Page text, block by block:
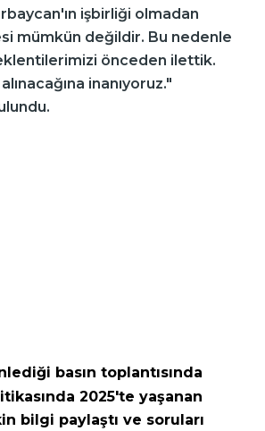
işbirliği olmadan
mümkün değildir. Bu nedenle
önceden ilettik.
inanıyoruz."
basın toplantısında
2025'te yaşanan
bilgi paylaştı ve soruları